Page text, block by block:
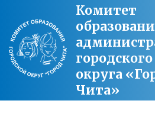
Комитет
городского
округа
Чита»